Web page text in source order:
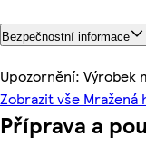
Bezpečnostní informace
Upozornění: Výrobek
Zobrazit vše Mražená
Příprava a